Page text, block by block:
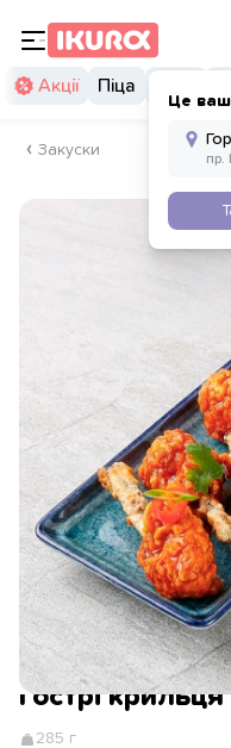
Це ваш
Акції Піца
Закуски
Гострі крильця
285 г